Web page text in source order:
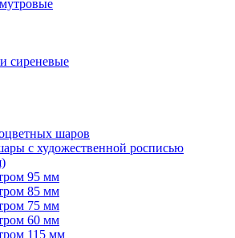
сиреневые
шаров
с художественной росписью
95 мм
85 мм
75 мм
60 мм
115 мм